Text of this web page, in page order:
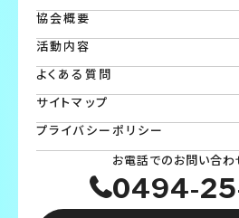
協会概要
活動内容
よくある質問
サイトマップ
プライバシーポリシー
お電話でのお問い合わ
0494-